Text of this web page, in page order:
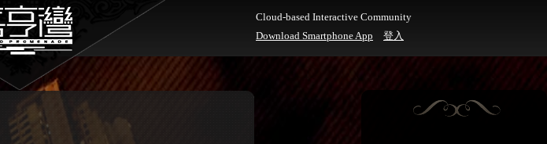
Cloud-based Interactive Community
Download Smartphone App
登入